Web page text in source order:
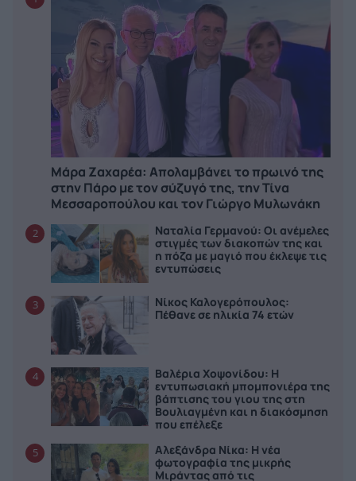
Μάρα Ζαχαρέα: Απολαμβάνει το πρωινό της
στην Πάρο με τον σύζυγό της, την Τίνα
Μεσσαροπούλου και τον Γιώργο Μυλωνάκη
2
Ναταλία Γερμανού: Οι ανέμελες
στιγμές των διακοπών της και
η πόζα με μαγιό που έκλεψε τις
εντυπώσεις
3
Νίκος Καλογερόπουλος:
Πέθανε σε ηλικία 74 ετών
4
Βαλέρια Χοψονίδου: Η
εντυπωσιακή μπομπονιέρα της
βάπτισης του γιου της στη
Βουλιαγμένη και η διακόσμηση
που επέλεξε
5
Αλεξάνδρα Νίκα: Η νέα
φωτογραφία της μικρής
Μιράντας από τις